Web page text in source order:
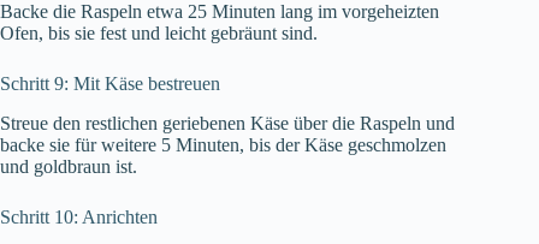
Backe die Raspeln etwa 25 Minuten lang im vorgeheizten
Ofen, bis sie fest und leicht gebräunt sind.
Schritt 9: Mit Käse bestreuen
Streue den restlichen geriebenen Käse über die Raspeln und
backe sie für weitere 5 Minuten, bis der Käse geschmolzen
und goldbraun ist.
Schritt 10: Anrichten